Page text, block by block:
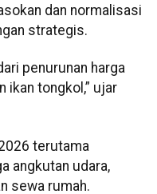
dan normalisasi
strategis.
penurunan harga
ikan tongkol,” ujar
terutama
angkutan udara,
sewa rumah.